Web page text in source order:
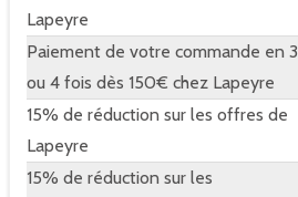
Lapeyre
Paiement de votre commande en 3
ou 4 fois dès 150€ chez Lapeyre
15% de réduction sur les offres de
Lapeyre
15% de réduction sur les